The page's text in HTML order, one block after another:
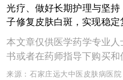
光疗、做好长期护理与坚
子修复皮肤白斑，实现稳定
本文章仅供医学药学专业
书或者在药师指导下购买和
来源：石家庄远大中医皮肤病医院